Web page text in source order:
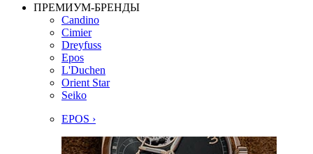
ПРЕМИУМ-БРЕНДЫ
Candino
Cimier
Dreyfuss
Epos
L'Duchen
Orient Star
Seiko
EPOS ›